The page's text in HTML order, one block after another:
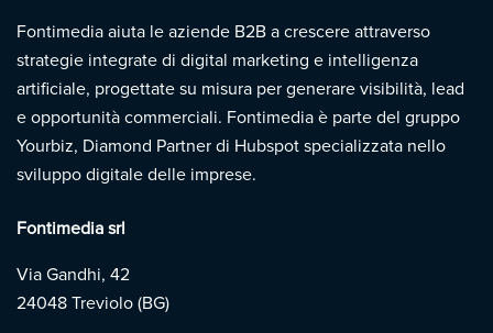
Fontimedia aiuta le aziende B2B a crescere attraverso
strategie integrate di digital marketing e intelligenza
artificiale, progettate su misura per generare visibilità, lead
e opportunità commerciali. Fontimedia è parte del gruppo
Yourbiz, Diamond Partner di Hubspot specializzata nello
sviluppo digitale delle imprese.
Fontimedia srl
Via Gandhi, 42
24048 Treviolo (BG)